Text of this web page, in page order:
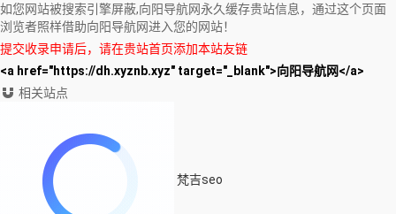
如您网站被搜索引擎屏蔽,向阳导航网永久缓存贵站信息，通过这个页面
浏览者照样借助向阳导航网进入您的网站！
提交收录申请后，请在贵站首页添加本站友链
<a href="https://dh.xyznb.xyz" target="_blank">向阳导航网</a>
相关站点
梵吉seo